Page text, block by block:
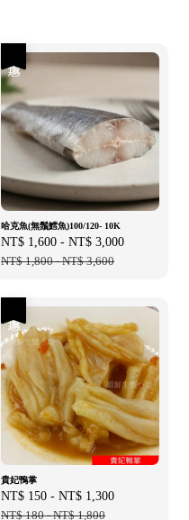
哈克魚(無鬚鱈魚)100/120- 10K
Sale
price
NT$ 1,600 - NT$ 3,000
NT$ 1,800-NT$ 3,600
貴妃鴨掌
Sale
price
NT$ 150 - NT$ 1,300
NT$ 180-NT$ 1,800